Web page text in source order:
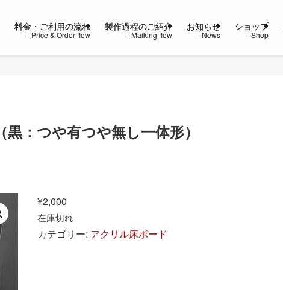
料金・ご利用の流れ 製作過程のご紹介 お知らせ ショップ
：つや有つや無し一体形）
¥2,000
在庫切れ
カテゴリー: アクリル床ボード